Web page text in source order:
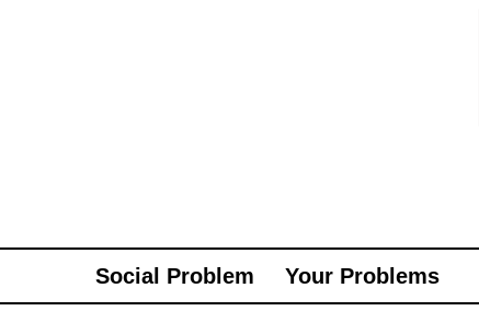
Social Problem Your Problems